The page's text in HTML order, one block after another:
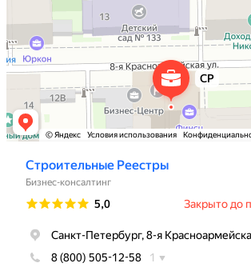
Сполитикой конфиденциальности
ознакомлен и согласен.